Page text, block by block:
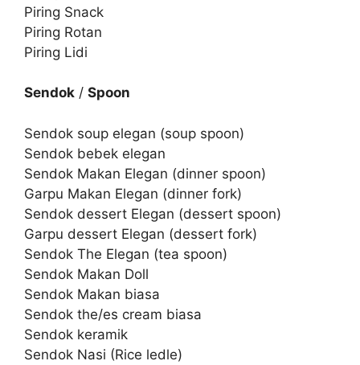
Piring Snack
Piring Rotan
Piring Lidi
Sendok / Spoon
Sendok soup elegan (soup spoon)
Sendok bebek elegan
Sendok Makan Elegan (dinner spoon)
Garpu Makan Elegan (dinner fork)
Sendok dessert Elegan (dessert spoon)
Garpu dessert Elegan (dessert fork)
Sendok The Elegan (tea spoon)
Sendok Makan Doll
Sendok Makan biasa
Sendok the/es cream biasa
Sendok keramik
Sendok Nasi (Rice ledle)